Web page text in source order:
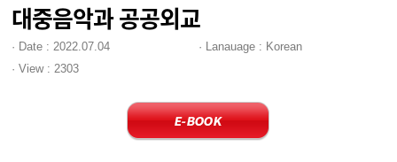
대중음악과 공공외교
· Date : 2022.07.04 · Lanauage: Korean
·View: 2303